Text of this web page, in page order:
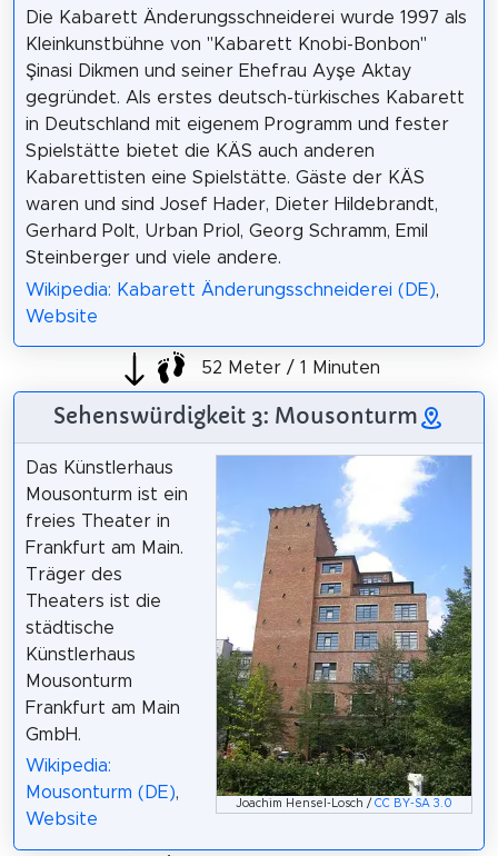
Die Kabarett Änderungsschneiderei wurde 1997 als
Kleinkunstbühne von "Kabarett Knobi-Bonbon"
Şinasi Dikmen und seiner Ehefrau Ayşe Aktay
gegründet. Als erstes deutsch-türkisches Kabarett
in Deutschland mit eigenem Programm und fester
Spielstätte bietet die KÄS auch anderen
Kabarettisten eine Spielstätte. Gäste der KÄS
waren und sind Josef Hader, Dieter Hildebrandt,
Gerhard Polt, Urban Priol, Georg Schramm, Emil
Steinberger und viele andere.
Wikipedia: Kabarett Änderungsschneiderei (DE),
Website
52 Meter / 1 Minuten
Sehenswürdigkeit 3: Mousonturm
Joachim Hensel-Losch /CC BY-SA 3.0
Das Künstlerhaus
Mousonturm ist ein
freies Theater in
Frankfurt am Main.
Träger des
Theaters ist die
städtische
Künstlerhaus
Mousonturm
Frankfurt am Main
GmbH.
Wikipedia:
Mousonturm (DE),
Website